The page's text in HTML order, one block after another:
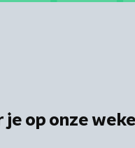
je op onze